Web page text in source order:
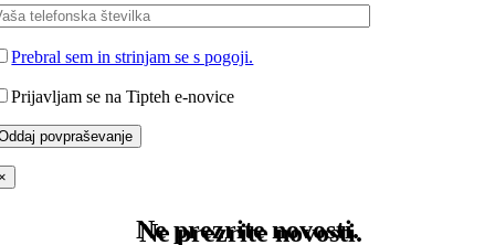
Prebral sem in strinjam se s pogoji.
Prijavljam se na Tipteh e-novice
Ne prezrite novosti.